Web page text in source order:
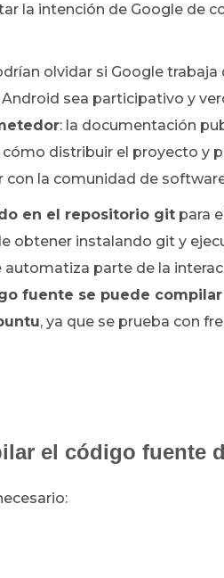
la intención de Google de
olvidar si Google
sea participativo y
: la documentación
distribuir el proyecto y
con la comunidad de
en el repositorio git para
obtener instalando git y
parte de la
fuente se puede compilar
, ya que se prueba con
el código fuente